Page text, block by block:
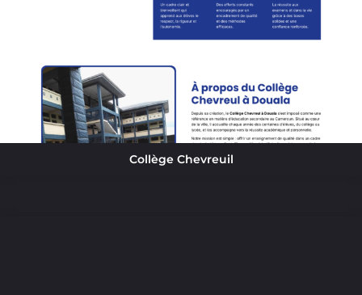
Collège Chevreuil